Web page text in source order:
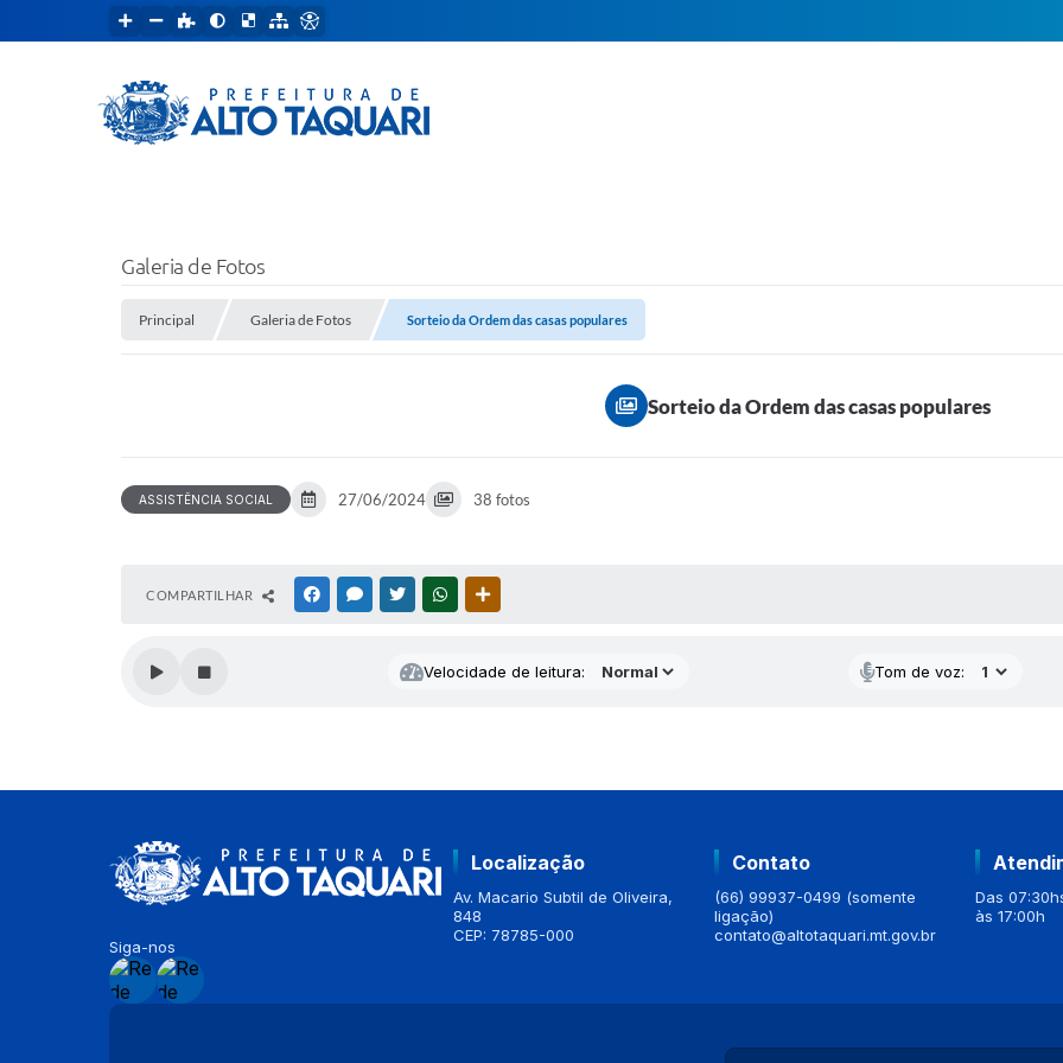
Galeria de Fotos
Principal Galeria de Fotos Sorteio da Ordem das casas populares
Sorteio da Ordem das casas populares
ASSISTÊNCIA SOCIAL 27/06/2024 38 fotos
COMPARTILHAR FACEBOOKMESSENGER
TWITTERWHATSAPP
Velocidade de leitura: Tom de voz:
Siga-nos
Localização
Av. Macario Subtil de Oliveira,
848
CEP: 78785-000
Contato
(66) 99937-0499 (somente
ligação)
contato@altotaquari.mt.gov.br
Das
às 17:00h